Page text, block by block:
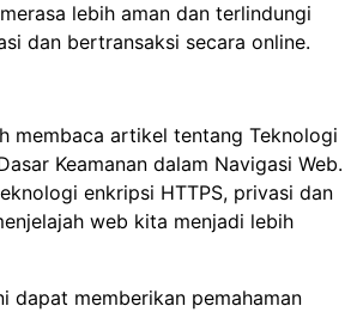
lebih aman dan terlindungi
dan bertransaksi secara online.
membaca artikel tentang Teknologi
Keamanan dalam Navigasi Web.
enkripsi HTTPS, privasi dan
web kita menjadi lebih
dapat memberikan pemahaman